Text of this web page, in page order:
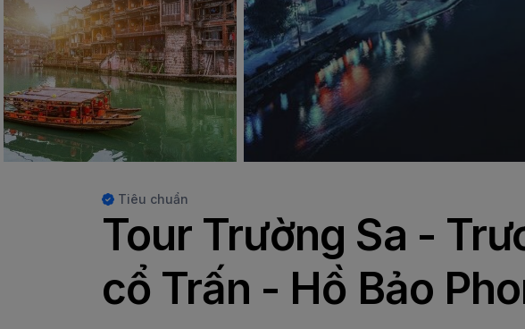
Tiêu chuẩn
Tour Trường Sa -
cổ Trấn - Hồ Bảo